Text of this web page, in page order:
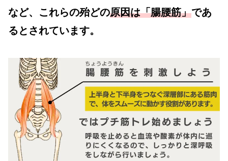
など、これらの殆どの原因は「腸腰筋」であ
るとされています。